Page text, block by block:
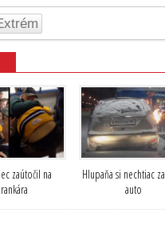
zaútočil na
Hlupaňa si nechtiac
auto